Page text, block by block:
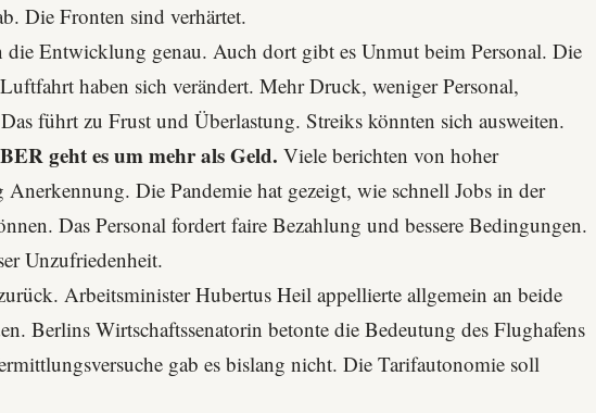
Die Fronten sind verhärtet.
die Entwicklung genau. Auch dort gibt es Unmut beim Personal. Die
haben sich verändert. Mehr Druck, weniger Personal,
führt zu Frust und Überlastung. Streiks könnten sich ausweiten.
geht es um mehr als Geld. Viele berichten von hoher
Die Pandemie hat gezeigt, wie schnell Jobs in der
Das Personal fordert faire Bezahlung und bessere Bedingungen.
Unzufriedenheit.
Arbeitsminister Hubertus Heil appellierte allgemein an beide
Berlins Wirtschaftssenatorin betonte die Bedeutung des Flughafens
gab es bislang nicht. Die Tarifautonomie soll